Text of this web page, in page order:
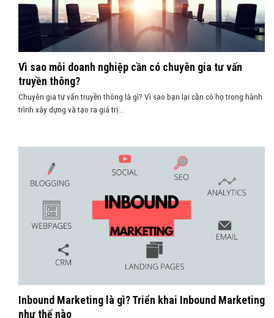
Vì sao mỗi doanh nghiệp cần có chuyên gia tư vấn
truyền thông?
Chuyên gia tư vấn truyền thông là gì? Vì sao bạn lại cần có họ trong hành
trình xây dựng và tạo ra giá trị...
Inbound Marketing là gì? Triển khai Inbound Marketing
như thế nào